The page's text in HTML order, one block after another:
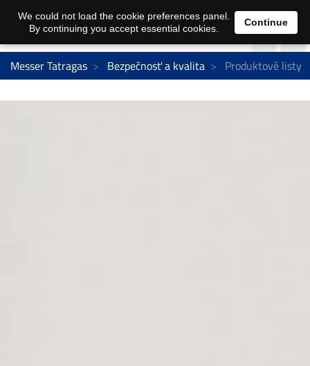
Messer Tatragas Bezpečnosť a kvalita Produktové listy
We could not load the cookie preferences panel.
By continuing you accept essential cookies.
Continue